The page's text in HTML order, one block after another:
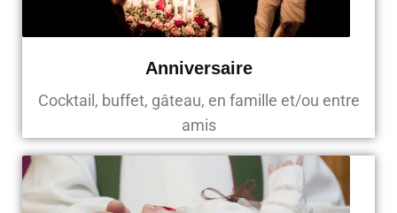
Anniversaire
Cocktail, buffet, gâteau, en famille et/ou entre
amis